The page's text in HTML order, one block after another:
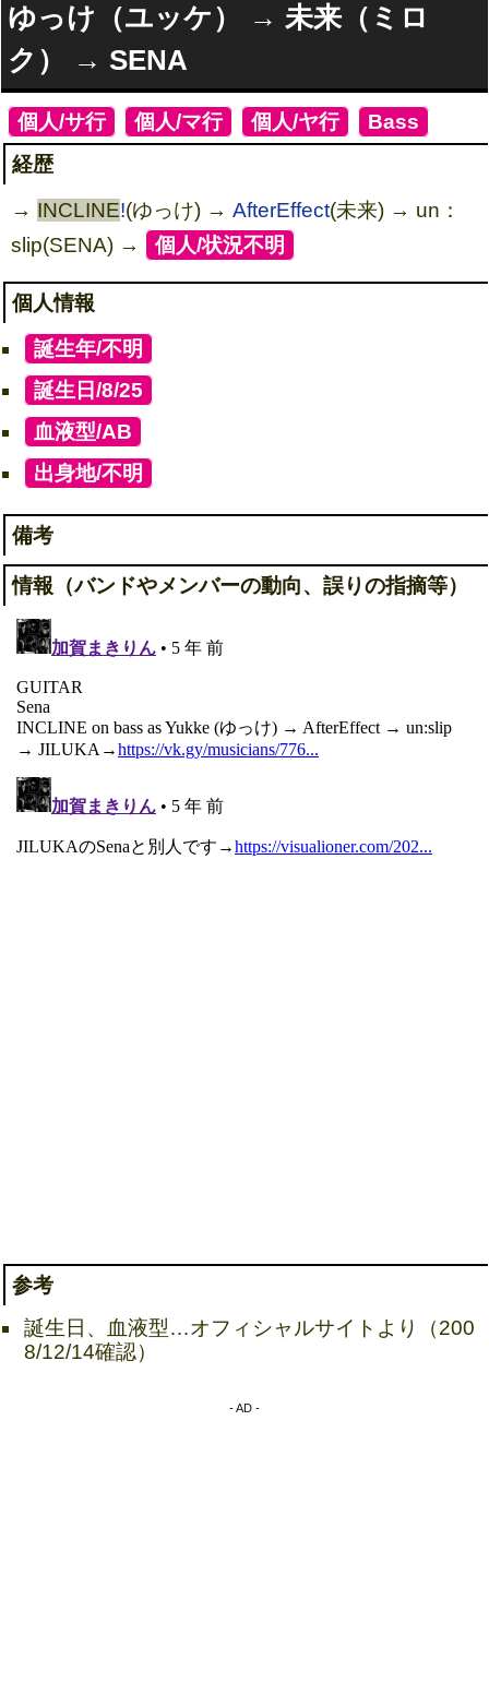
ゆっけ（ユッケ） → 未来（ミロ
ク） → SENA
個人/サ行] 個人/マ行] 個人/ヤ行] Bass
経歴
→ INCLINE!(ゆっけ) →AfterEffect(未来) → un：
slip(SENA) →
[個人/状況不明
個人情報
誕生年/不明
誕生日/8/25
血液型/AB
出身地/不明
備考
情報（バンドやメンバーの動向、誤りの指摘等）
参考
誕生日、血液型…オフィシャルサイトより（200
8/12/14確認）
- AD -